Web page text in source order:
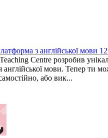
з англійської мови
Centre розробив
англійської мови. Тепер ти
або вик...